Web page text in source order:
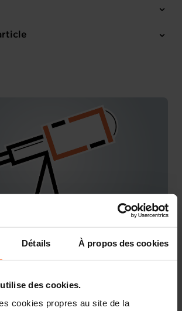
Détails À propos des cookies
des cookies.
cookies propres au site de la
business from scratch or buying an
Let’s get guided by the
entrepreneurs.